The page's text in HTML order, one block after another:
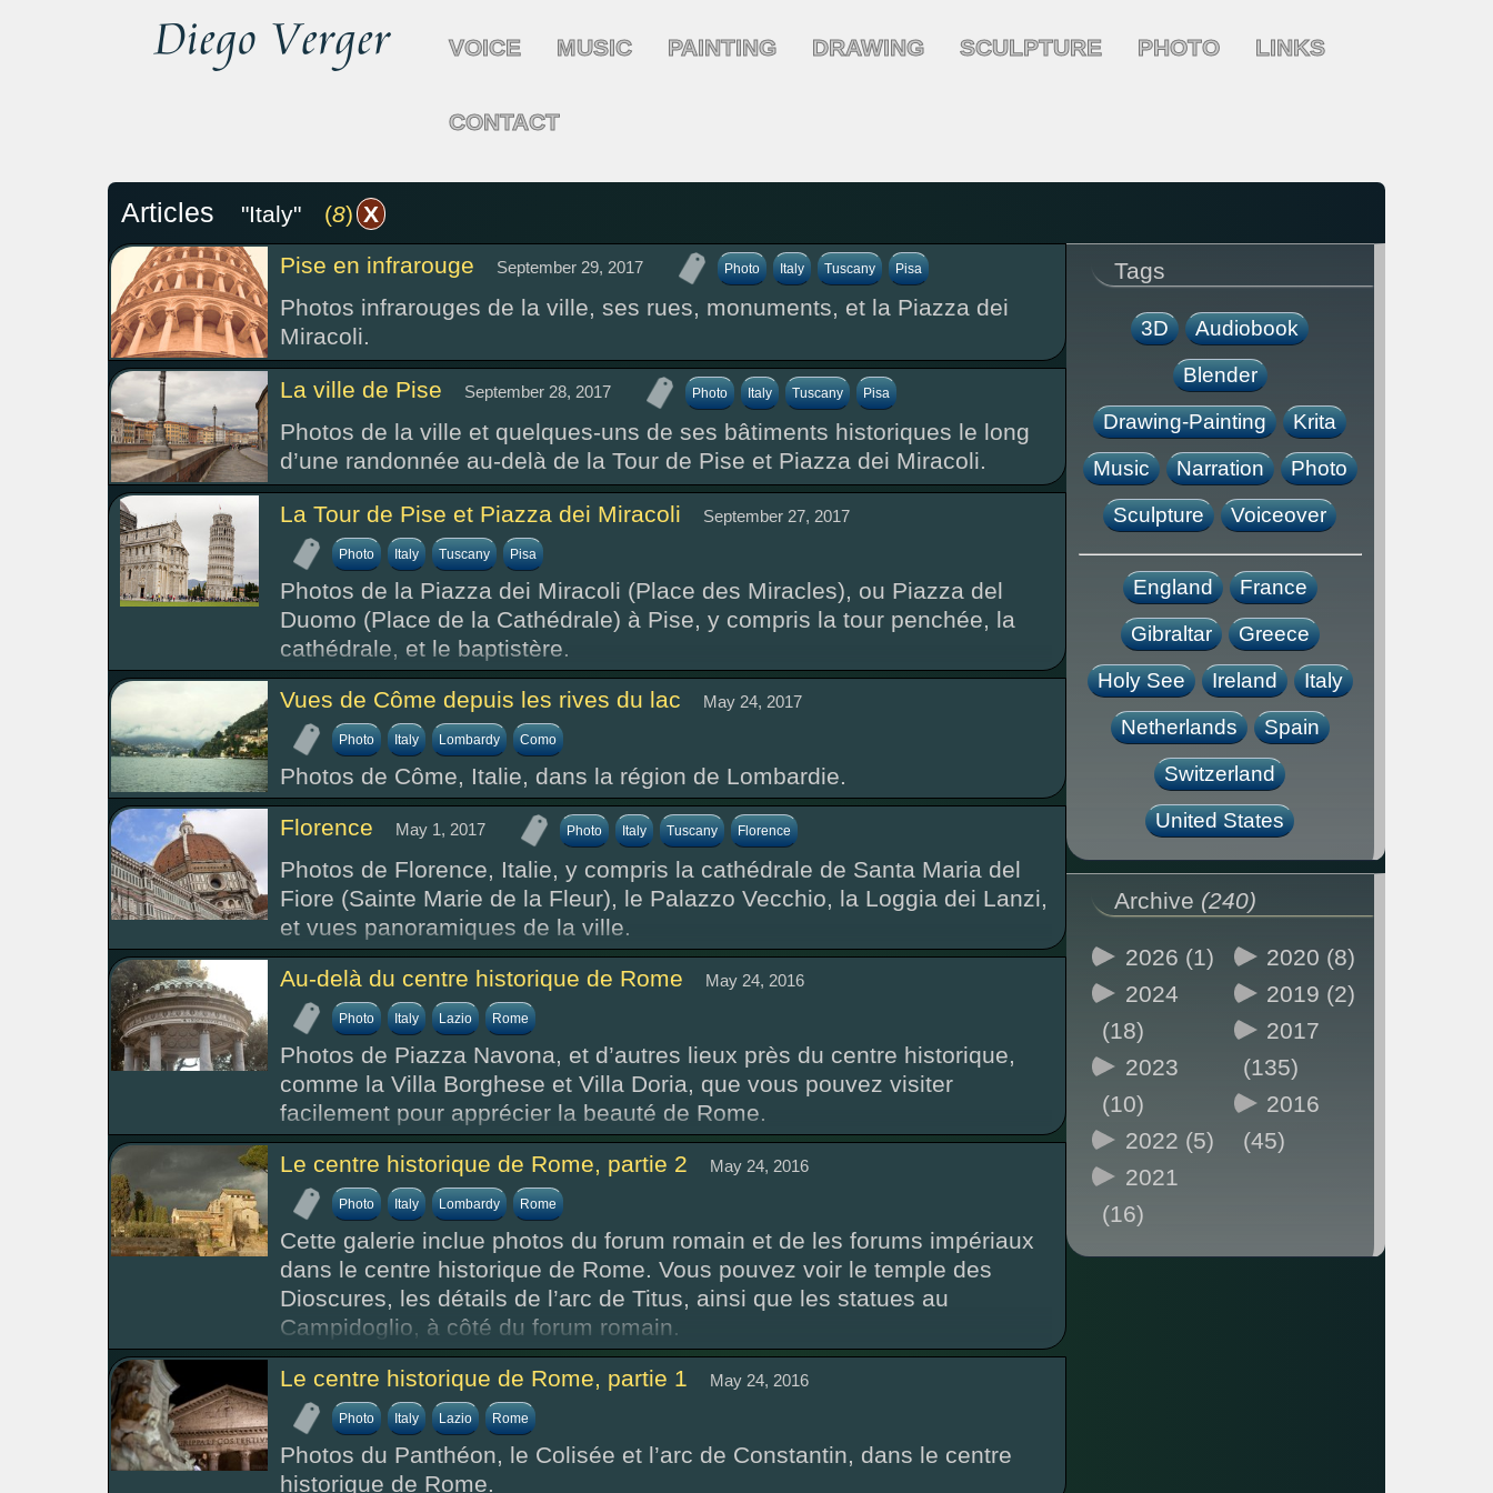
VOICE MUSIC PAINTING DRAWING SCULPTURE PHOTO LINKS
CONTACT
Articles "Italy" (8)X
Pise en infrarouge
September 29, 2017 Photo Italy Tuscany Pisa
Photos infrarouges de la ville, ses rues, monuments, et la Piazza dei
Miracoli.
La ville de Pise September 28, 2017 Photo Italy Tuscany Pisa
Photos de la ville et quelques-uns de ses bâtiments historiques le long
d’une randonnée au-delà de la Tour de Pise et Piazza dei Miracoli.
La Tour de Pise et Piazza dei Miracoli September 27, 2017
Photo Italy Tuscany Pisa
Photos de la Piazza dei Miracoli (Place des Miracles), ou Piazza del
Duomo (Place de la Cathédrale) à Pise, y compris la tour penchée, la
cathédrale, et le baptistère.
Vues de Côme depuis les rives du lac
May 24, 2017
Photo Italy Lombardy Como
Photos de Côme, Italie, dans la région de Lombardie.
Florence
May 1, 2017 Photo Italy Tuscany Florence
Photos de Florence, Italie, y compris la cathédrale de Santa Maria del
Fiore (Sainte Marie de la Fleur), le Palazzo Vecchio, la Loggia dei Lanzi,
et vues panoramiques de la ville.
Au-delà du centre historique de Rome
May 24, 2016
Photo Italy Lazio Rome
Photos de Piazza Navona, et d’autres lieux près du centre historique,
comme la Villa Borghese et Villa Doria, que vous pouvez visiter
facilement pour apprécier la beauté de Rome.
Le centre historique de Rome, partie 2
May 24, 2016
Photo Italy Lombardy Rome
Cette galerie inclue photos du forum romain et de les forums impériaux
dans le centre historique de Rome. Vous pouvez voir le temple des
Dioscures, les détails de l’arc de Titus, ainsi que les statues au
Campidoglio, à côté du forum romain.
Le centre historique de Rome, partie 1
May 24, 2016
Photo Italy Lazio Rome
Photos du Panthéon, le Colisée et l’arc de Constantin, dans le centre
historique de Rome.
Tags
3D
Audiobook
Blender
Drawing-Painting
Krita
Music
Narration
Photo
Sculpture
Voiceover
England
France
Gibraltar
Greece
Holy See
Ireland
Italy
Netherlands
Spain
Switzerland
United States
Archive (240)
2026 (1)
2024
(18)
2023
(10)
2022 (5)
2021
(16)
2020 (8)
2019 (2)
2017
(135)
2016
(45)